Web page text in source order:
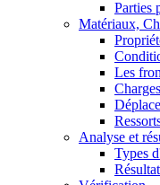
Parties
Matériaux,
Les
Charges
Analyse et
Types